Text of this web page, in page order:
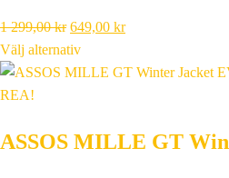
1 299,00kr Det
ursprungliga
priset
299,00 kr.
649,00 krDet
priset
Välj alternativ
REA!
ASSOS MILLE GT